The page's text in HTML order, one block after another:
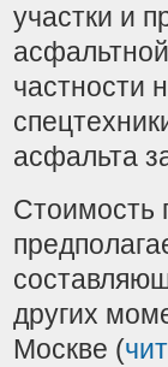
участки и
частности
асфальта
Стоимость
других
Москве (